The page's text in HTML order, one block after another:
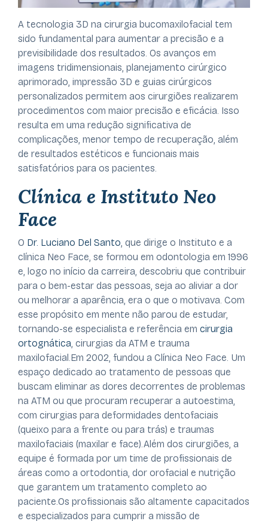
A tecnologia 3D na cirurgia bucomaxilofacial tem
sido fundamental para aumentar a precisão e a
previsibilidade dos resultados. Os avanços em
imagens tridimensionais, planejamento cirúrgico
aprimorado, impressão 3D e guias cirúrgicos
personalizados permitem aos cirurgiões realizarem
procedimentos com maior precisão e eficácia. Isso
resulta em uma redução significativa de
complicações, menor tempo de recuperação, além
de resultados estéticos e funcionais mais
satisfatórios para os pacientes.
Clínica e Instituto Neo
Face
O Dr. Luciano Del Santo , que dirige o Instituto e a
clínica Neo Face, se formou em odontologia em 1996
e, logo no início da carreira, descobriu que contribuir
para o bem-estar das pessoas, seja ao aliviar a dor
ou melhorar a aparência, era o que o motivava. Com
esse propósito em mente não parou de estudar,
tornando-se especialista e referência em cirurgia
ortognática , cirurgias da ATM e trauma
maxilofacial. Em 2002, fundou a Clínica Neo Face. Um
espaço dedicado ao tratamento de pessoas que
buscam eliminar as dores decorrentes de problemas
na ATM ou que procuram recuperar a autoestima,
com cirurgias para deformidades dentofaciais
(queixo para a frente ou para trás) e traumas
maxilofaciais (maxilar e face). Além dos cirurgiões, a
equipe é formada por um time de profissionais de
áreas como a ortodontia, dor orofacial e nutrição
que garantem um tratamento completo ao
paciente. Os profissionais são altamente capacitados
e especializados para cumprir a missão de